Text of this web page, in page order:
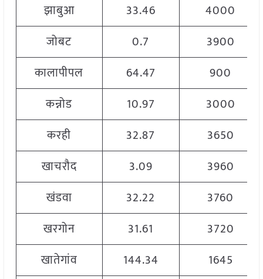
झाबुआ
33.46
4000
जोबट
0.7
3900
कालापीपल
64.47
900
कन्नोड
10.97
3000
करही
32.87
3650
खाचरौद
3.09
3960
खंडवा
32.22
3760
खरगोन
31.61
3720
खातेगांव
144.34
1645